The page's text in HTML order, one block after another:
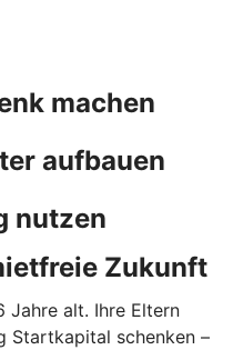
machen
aufbauen
nutzen
Zukunft
Jahre alt. Ihre Eltern
Startkapital schenken –